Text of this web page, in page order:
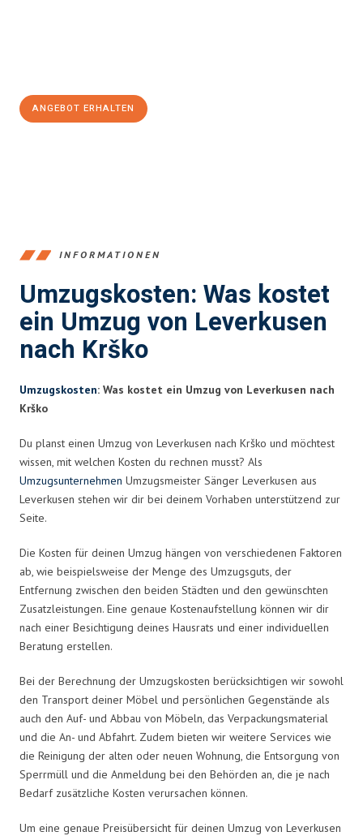
ANGEBOT ERHALTEN
INFORMATIONEN
Umzugskosten: Was kostet
ein Umzug von Leverkusen
nach Krško
Umzugskosten: Was kostet ein Umzug von Leverkusen nach
Krško
Du planst einen Umzug von Leverkusen nach Krško und möchtest
wissen, mit welchen Kosten du rechnen musst? Als
Umzugsunternehmen Umzugsmeister Sänger Leverkusen aus
Leverkusen stehen wir dir bei deinem Vorhaben unterstützend zur
Seite.
Die Kosten für deinen Umzug hängen von verschiedenen Faktoren
ab, wie beispielsweise der Menge des Umzugsguts, der
Entfernung zwischen den beiden Städten und den gewünschten
Zusatzleistungen. Eine genaue Kostenaufstellung können wir dir
nach einer Besichtigung deines Hausrats und einer individuellen
Beratung erstellen.
Bei der Berechnung der Umzugskosten berücksichtigen wir sowohl
den Transport deiner Möbel und persönlichen Gegenstände als
auch den Auf- und Abbau von Möbeln, das Verpackungsmaterial
und die An- und Abfahrt. Zudem bieten wir weitere Services wie
die Reinigung der alten oder neuen Wohnung, die Entsorgung von
Sperrmüll und die Anmeldung bei den Behörden an, die je nach
Bedarf zusätzliche Kosten verursachen können.
Um eine genaue Preisübersicht für deinen Umzug von Leverkusen